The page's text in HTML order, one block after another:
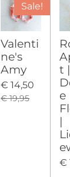
Sale!
Valenti
ne's
Amy
€ 14,50
€ 19,95
t |
e
|
€